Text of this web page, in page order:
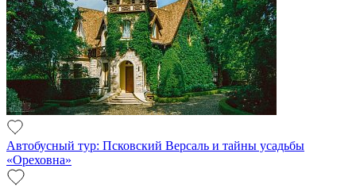
Автобусный тур: Псковский Версаль и тайны усадьбы
«Ореховна»